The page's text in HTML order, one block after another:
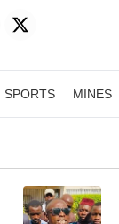
SPORTS MINES